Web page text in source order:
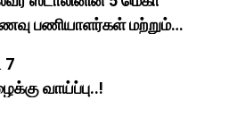
பணியாளர்கள் மற்றும்
7
வாய்ப்பு..!